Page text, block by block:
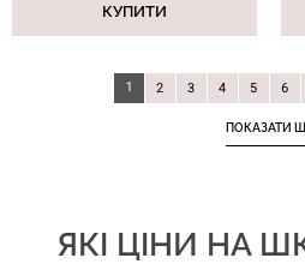
КУПИТИ
ПОКАЗАТИ
1 2 3 4 5 6
ЯКІ ЦІНИ НА